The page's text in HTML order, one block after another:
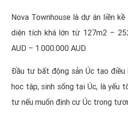
Nova Townhouse là dự án liền
diện tích khá lớn từ 127m2 –
AUD – 1.000.000 AUD.
Đầu tư bất động sản Úc tạo điều
học tập, sinh sống tại Úc, là yếu
tư nếu muốn định cư Úc trong